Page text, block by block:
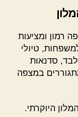
רמון ומציעות
טיולי
סדנאות
במצפה
היוקרתי.